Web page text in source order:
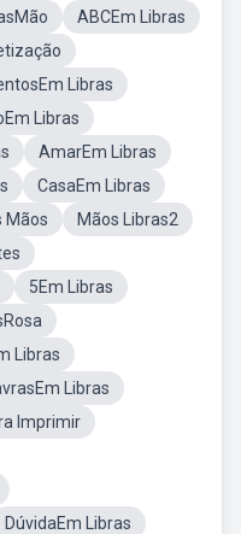
ABCEm Libras
Libras
Libras
AmarEm Libras
CasaEm Libras
Mãos
Mãos Libras2
5Em Libras
Libras
Libras
Imprimir
DúvidaEm Libras